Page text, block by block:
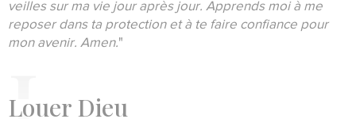
veilles sur ma vie jour après jour. Apprends moi à me
reposer dans ta protection et à te faire confiance pour
mon avenir. Amen."
Louer Dieu